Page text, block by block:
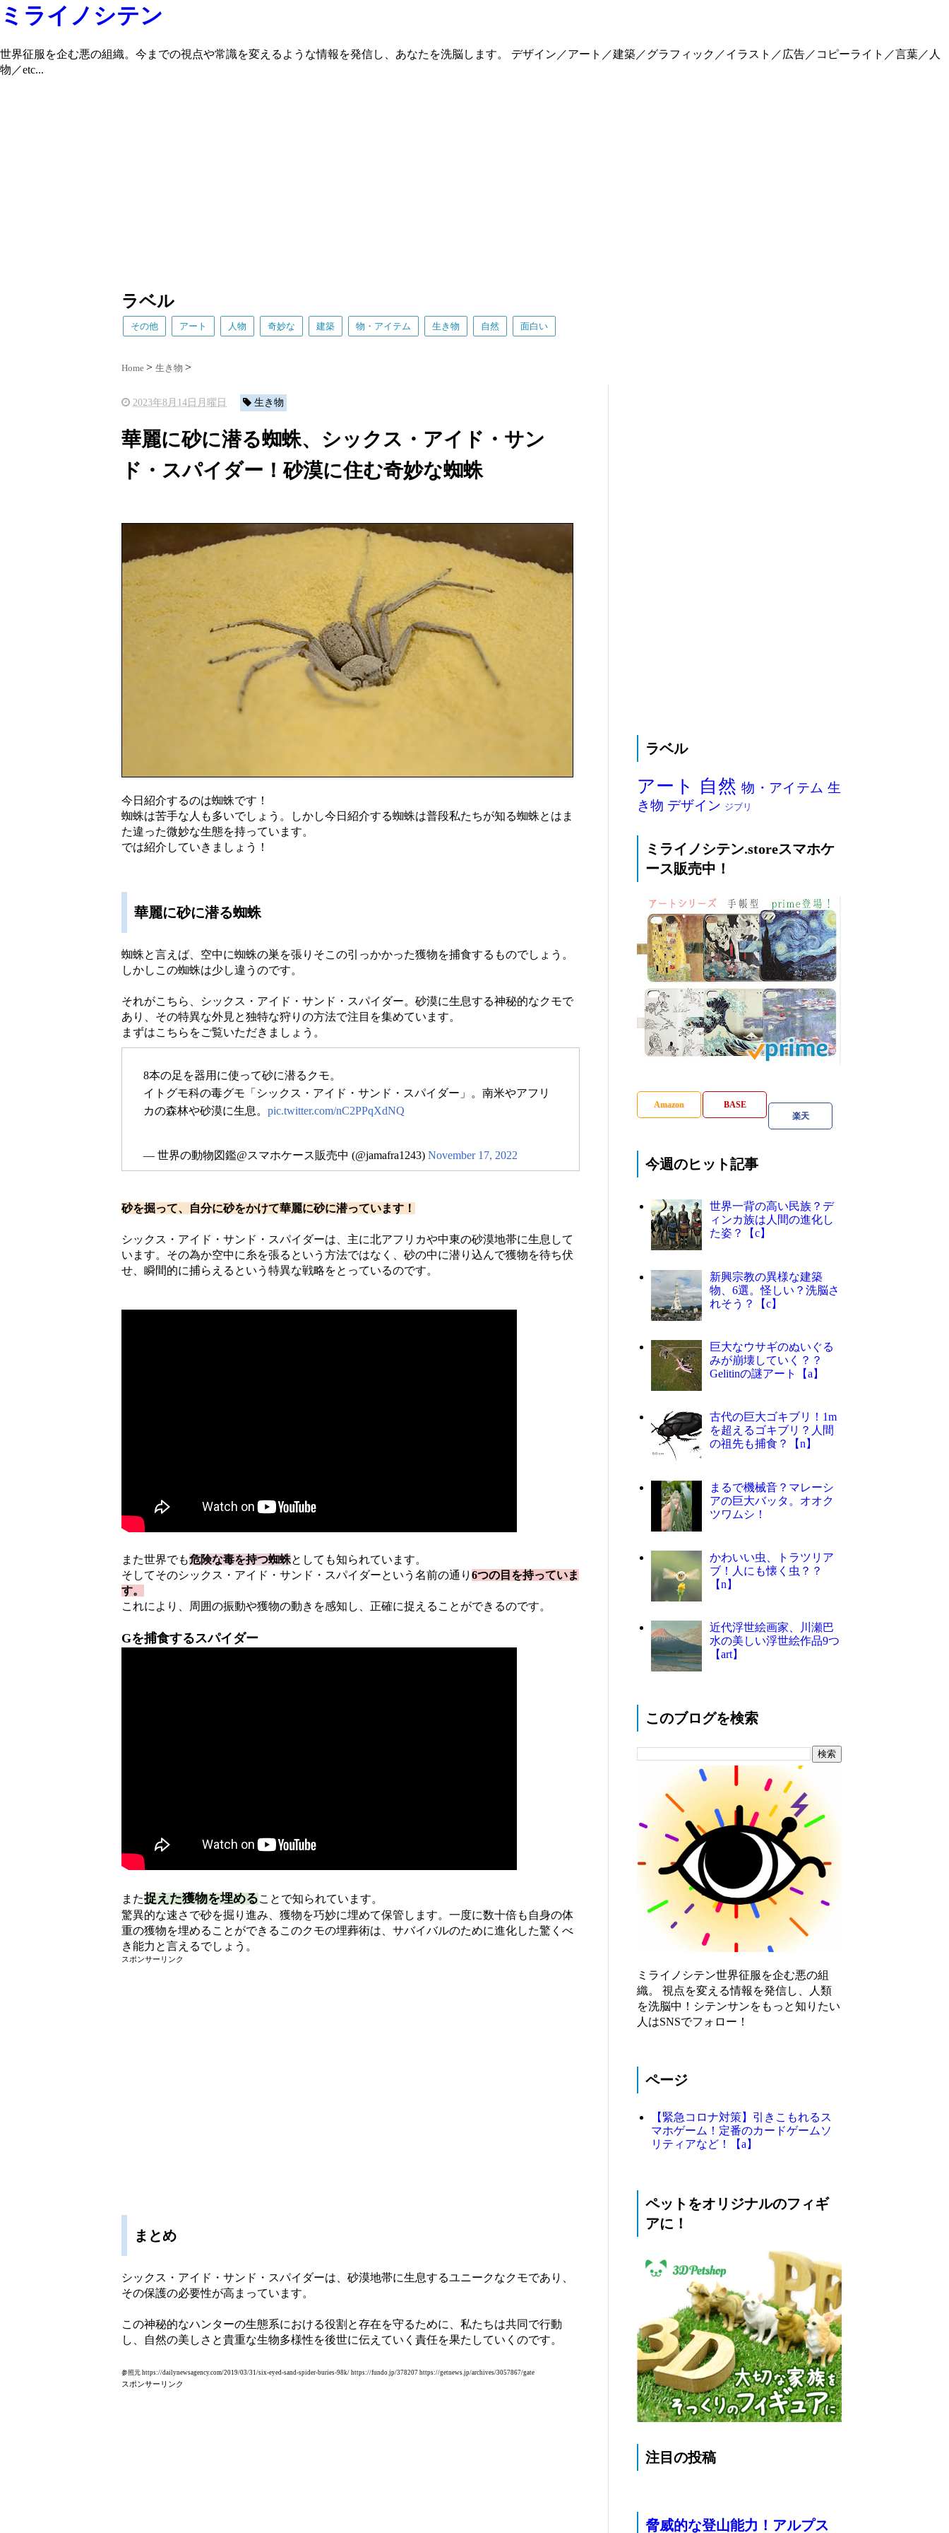
ミライノシテン
世界征服を企む悪の組織。今までの視点や常識を変えるような情報を発信し、あなたを洗脳します。 デザイン／アート／建築／グラフィック／イラスト／広告／コピーライト／言葉／人
物／etc...
ラベル
その他 アート 人物 奇妙な 建築 物・アイテム 生き物 自然 面白い
Home 生き物
2023年8月14日月曜日 生き物
華麗に砂に潜る蜘蛛、シックス・アイド・サン
ド・スパイダー！砂漠に住む奇妙な蜘蛛
今日紹介するのは蜘蛛です！
蜘蛛は苦手な人も多いでしょう。しかし今日紹介する蜘蛛は普段私たちが知る蜘蛛とはま
た違った微妙な生態を持っています。
では紹介していきましょう！
華麗に砂に潜る蜘蛛
蜘蛛と言えば、空中に蜘蛛の巣を張りそこの引っかかった獲物を捕食するものでしょう。
しかしこの蜘蛛は少し違うのです。
それがこちら、シックス・アイド・サンド・スパイダー。砂漠に生息する神秘的なクモで
あり、その特異な外見と独特な狩りの方法で注目を集めています。
まずはこちらをご覧いただきましょう。
8本の足を器用に使って砂に潜るクモ。
イトグモ科の毒グモ「シックス・アイド・サンド・スパイダー」。南米やアフリ
カの森林や砂漠に生息。 pic.twitter.com/nC2PPqXdNQ
— 世界の動物図鑑@スマホケース販売中 (@jamafra1243) November 17, 2022
砂を掘って、自分に砂をかけて華麗に砂に潜っています！
シックス・アイド・サンド・スパイダーは、主に北アフリカや中東の砂漠地帯に生息して
います。その為か空中に糸を張るという方法ではなく、砂の中に潜り込んで獲物を待ち伏
せ、瞬間的に捕らえるという特異な戦略をとっているのです。
また世界でも危険な毒を持つ蜘蛛としても知られています。
そしてそのシックス・アイド・サンド・スパイダーという名前の通り 6つの目を持っていま
す。
これにより、周囲の振動や獲物の動きを感知し、正確に捉えることができるのです。
Gを捕食するスパイダー
また捉えた獲物を埋めることで知られています。
驚異的な速さで砂を掘り進み、獲物を巧妙に埋めて保管します。一度に数十倍も自身の体
重の獲物を埋めることができるこのクモの埋葬術は、サバイバルのために進化した驚くべ
き能力と言えるでしょう。
スポンサーリンク
まとめ
シックス・アイド・サンド・スパイダーは、砂漠地帯に生息するユニークなクモであり、
その保護の必要性が高まっています。
この神秘的なハンターの生態系における役割と存在を守るために、私たちは共同で行動
し、自然の美しさと貴重な生物多様性を後世に伝えていく責任を果たしていくのです。
参照元 https://dailynewsagency.com/2019/03/31/six-eyed-sand-spider-buries-98k/ https://fundo.jp/378207 https://getnews.jp/archives/3057867/gate
スポンサーリンク
ラベル
アート 自然 物・アイテム 生
き物 デザイン ジブリ
ミライノシテン.storeスマホケ
ース販売中！
Amazon
BASE
楽天
今週のヒット記事
世界一背の高い民族？デ
ィンカ族は人間の進化し
た姿？【c】
新興宗教の異様な建築
物、6選。怪しい？洗脳さ
れそう？【c】
巨大なウサギのぬいぐる
みが崩壊していく？？
Gelitinの謎アート【a】
古代の巨大ゴキブリ！1m
を超えるゴキブリ？人間
の祖先も捕食？【n】
まるで機械音？マレーシ
アの巨大バッタ。オオク
ツワムシ！
かわいい虫、トラツリア
ブ！人にも懐く虫？？
【n】
近代浮世絵画家、川瀬巴
水の美しい浮世絵作品9つ
【art】
このブログを検索
ミライノシテン世界征服を企む悪の組
織。 視点を変える情報を発信し、人類
を洗脳中！シテンサンをもっと知りたい
人はSNSでフォロー！
ページ
【緊急コロナ対策】引きこもれるス
マホゲーム！定番のカードゲームソ
リティアなど！【a】
ペットをオリジナルのフィギ
アに！
注目の投稿
脅威的な登山能力！アルプス